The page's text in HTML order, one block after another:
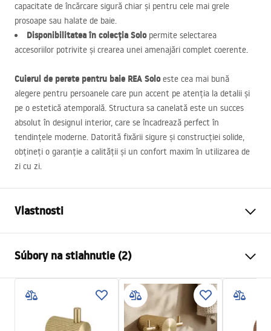
capacitate de încărcare sigură chiar și pentru cele mai grele
prosoape sau halate de baie.
Disponibilitatea în colecția Solopermite selectarea
accesoriilor potrivite și crearea unei amenajări complet coerente.
Cuierul de perete pentru baie REA Soloeste cea mai bună
alegere pentru persoanele care pun accent pe atenția la detalii și
pe o estetică atemporală. Structura sa canelată este un succes
absolut în designul interior, care se încadrează perfect în
tendințele moderne. Datorită fixării sigure și construcției solide,
obțineți o garanție a calității și un confort maxim în utilizarea de
zi cu zi.
Vlastnosti
Materiál
Spôsob montáže
Skrutkovací
Šírka
30
mm
45 mm
Súbory na stiahnutie (2)
Záručné podmienky
Warranty_Terms_and_Conditions_Accessories_-_24.pdf